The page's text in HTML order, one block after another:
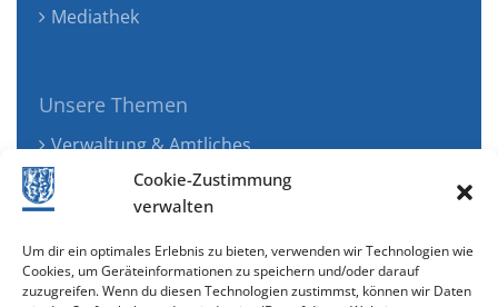
Cookie-Zustimmung
verwalten
Um dir ein optimales Erlebnis zu bieten, verwenden wir Technologien wie
Cookies, um Geräteinformationen zu speichern und/oder darauf
zuzugreifen. Wenn du diesen Technologien zustimmst, können wir Daten
Mediathek
Unsere Themen
Verwaltung & Amtliches
Jugend, Familie & Gesundheit
Tourismus, Freizeit & Ökologie
Wirtschaft & Verkehr
Senioren & Inklusion